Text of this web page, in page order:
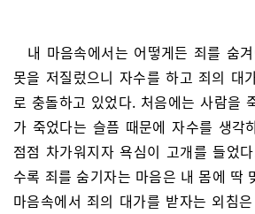
내 마음속에서는 어떻게든 죄를 숨
못을 저질렀으니 자수를 하고 죄의 대
로 충돌하고 있었다. 처음에는 사람을
가 죽었다는 슬픔 때문에 자수를 생각
점점 차가워지자 욕심이 고개를 들었
수록 죄를 숨기자는 마음은 내 몸에 딱
마음속에서 죄의 대가를 받자는 외침